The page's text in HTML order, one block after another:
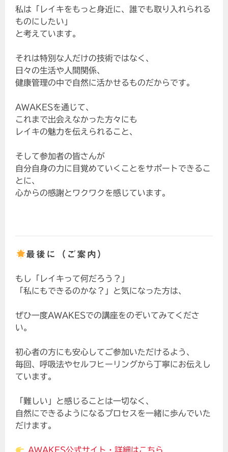
私は「レイキをもっと身近に、誰でも取り入れられる
ものにしたい」
と考えています。
それは特別な人だけの技術ではなく、
日々の生活や人間関係、
健康管理の中で自然に活かせるものだからです。
AWAKESを通じて、
これまで出会えなかった方々にも
レイキの魅力を伝えられること、
そして参加者の皆さんが
自分自身の力に目覚めていくことをサポートできるこ
とに、
心からの感謝とワクワクを感じています。
最後に（ご案内）
もし「レイキって何だろう？」
「私にもできるのかな？」と気になった方は、
ぜひ一度AWAKESでの講座をのぞいてみてくださ
い。
初心者の方にも安心してご参加いただけるよう、
毎回、呼吸法やセルフヒーリングから丁寧にお伝えし
ています。
「難しい」と感じることは一切なく、
自然にできるようになるプロセスを一緒に歩んでいた
だけます。
AWAKES公式サイト・詳細はこちら